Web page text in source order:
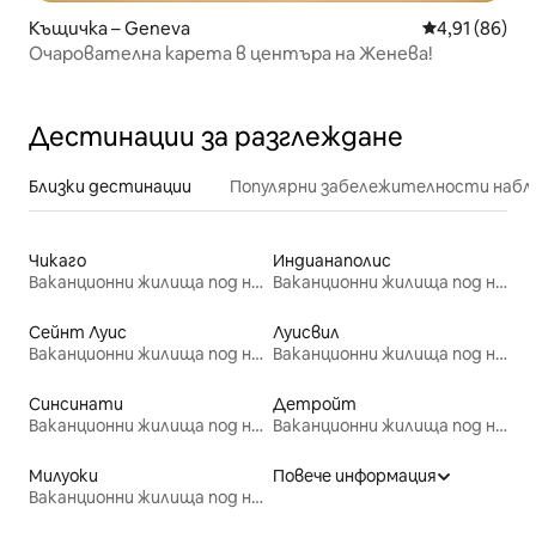
Къщичка – Geneva Средна
4,91 (86)
Очарователна карета в центъра на Женева!
Дестинации за разглеждане
Близки дестинации Популярни забележителности
Чикаго
Ваканционни жилища под наем
Индианаполис
Ваканционни жилища под наем
Сейнт Луис
Ваканционни жилища под наем
Луисвил
Ваканционни жилища под наем
Синсинати
Ваканционни жилища под наем
Детройт
Ваканционни жилища под наем
Милуоки
Ваканционни жилища под наем
Повече информация